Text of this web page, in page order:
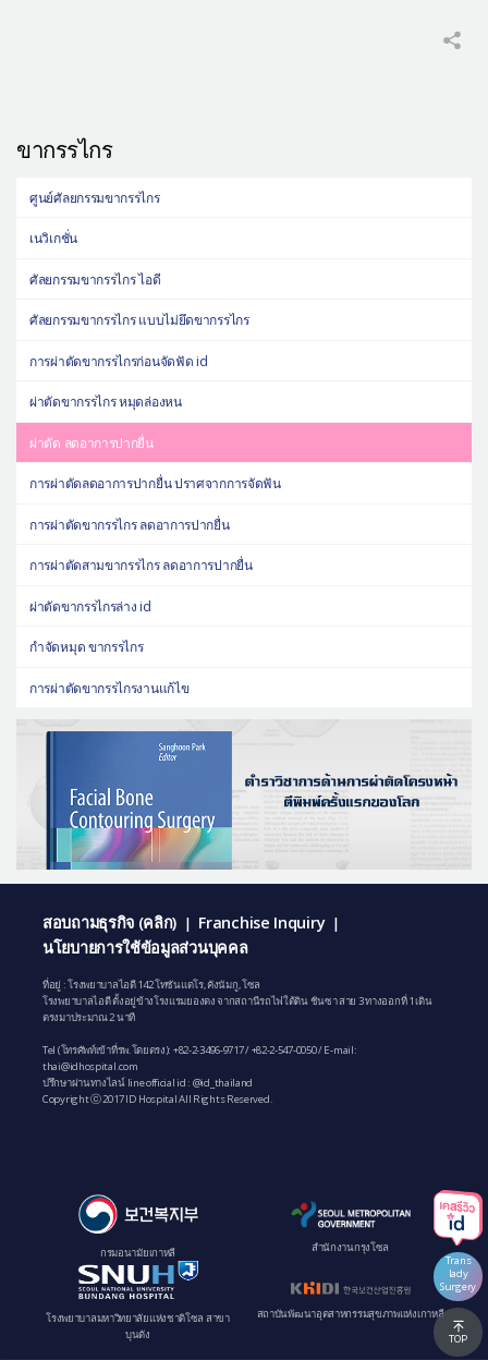
ขากรรไกร
ศูนย์ศัลยกรรมขากรรไกร
เนวิเกชั่น
ศัลยกรรมขากรรไกร ไอดี
ศัลยกรรมขากรรไกร แบบไม่ยึดขากรรไกร
การผ่าตัดขากรรไกรก่อนจัดฟัด id
ผ่าตัดขากรรไกร หมุดล่องหน
ผ่าตัด ลดอาการปากยื่น
การผ่าตัดลดอาการปากยื่น ปราศจากการจัดฟัน
การผ่าตัดขากรรไกร ลดอาการปากยื่น
การผ่าตัดสามขากรรไกร ลดอาการปากยื่น
ผ่าตัดขากรรไกรล่าง id
กำจัดหมุด ขากรรไกร
การผ่าตัดขากรรไกรงานแก้ไข
สอบถามธุรกิจ (คลิก) | Franchise Inquiry |
นโยบายการใช้ข้อมูลส่วนบุคคล
ที่อยู่ : โรงพยาบาลไอดี 142 โทซันแดโร, คังนัมกู, โซล
โรงพยาบาลไอดี ตั้งอยู่ข้างโรงแรมยองดง จากสถานีรถไฟใต้ดิน ชินซา สาย 3 ทางออกที่ 1 เดิน
ตรงมาประมาณ 2 นาที
Tel (โทรศัพท์เข้าที่รพ.โดยตรง): +82-2-3496-9717/+82-2-547-0050/ E-mail:
thai@idhospital.com
ปรึกษาผ่านทางไลน์ line official id : @id_thailand
Copyright ⓒ 2017 ID Hospital All Rights Reserved.
กรมอนามัยเกาหลี สํานักงานกรุงโซล
โรงพยาบาลมหาวิทยาลัยแห่งชาติโซล สาขา
บุนดัง
สถาบันพัฒนาอุตสาหกรรมสุขภาพแห่งเกาหลี
Trans
lady
Surgery
TOP